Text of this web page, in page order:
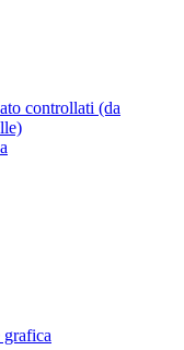
controllati (da
grafica